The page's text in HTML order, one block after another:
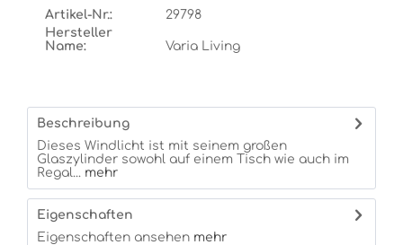
Artikel-Nr.:
29798
Hersteller
Name:
Varia Living
Beschreibung
Dieses Windlicht ist mit seinem großen
Glaszylinder sowohl auf einem Tisch wie auch im
Regal... mehr
Eigenschaften
Eigenschaften ansehen mehr